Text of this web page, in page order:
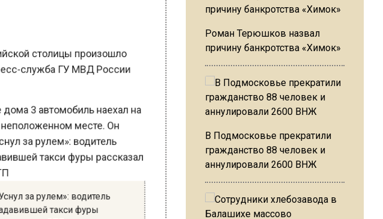
столицы произошло
служба ГУ МВД России
3 автомобиль наехал на
неположенном месте. Он
такси фуры
о ДТП
Роман Терюшков назвал
причину банкротства «Химок»
В Подмосковье прекратили
гражданство 88 человек и
аннулировали 2600 ВНЖ